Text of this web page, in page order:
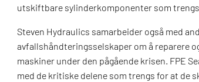
utskiftbare sylinderkomponenter som
Steven Hydraulics samarbeider også med
avfallshåndteringsselskaper om å reparere
maskiner under den pågående krisen. FPE
med de kritiske delene som trengs for at de